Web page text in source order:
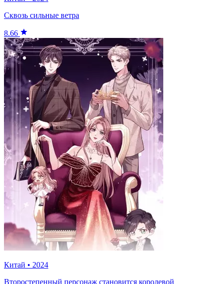
Сквозь сильные ветра
8.66
Китай • 2024
Второстепенный персонаж становится королевой